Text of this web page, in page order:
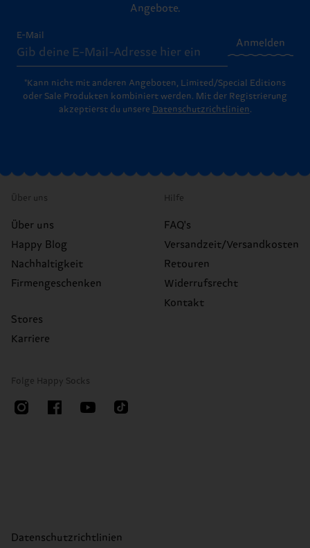
Angebote.
E-Mail
Anmelden
*Kann nicht mit anderen Angeboten, Limited/Special Editions
oder Sale Produkten kombiniert werden. Mit der Registrierung
akzeptierst du unsere Datenschutzrichtlinien.
Über uns
Über uns
Happy Blog
Nachhaltigkeit
Firmengeschenken
Stores
Karriere
Hilfe
FAQ's
Versandzeit/Versandkosten
Retouren
Widerrufsrecht
Kontakt
Folge Happy Socks
Datenschutzrichtlinien